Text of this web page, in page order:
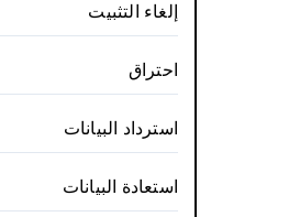
إلغاء التثبيت
احتراق
استرداد البيانات
استعادة البيانات